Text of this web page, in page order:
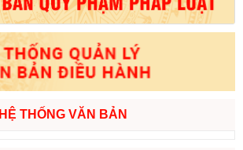
HỆ THỐNG VĂN BẢN